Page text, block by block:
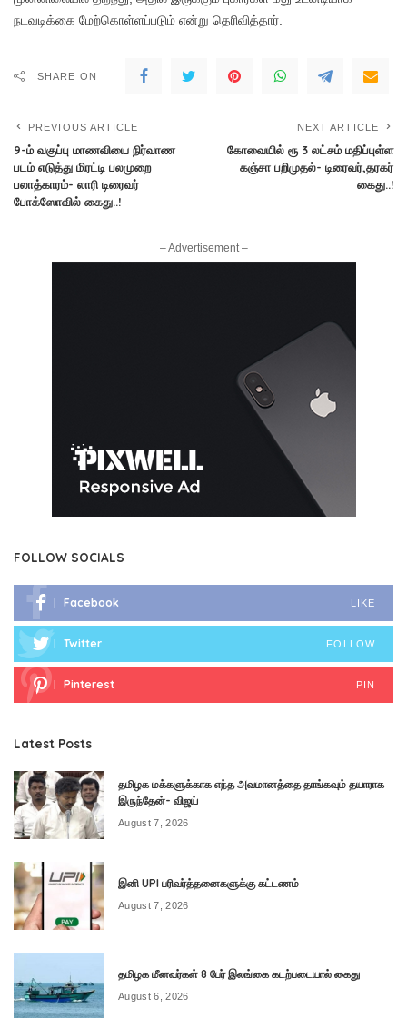
நடவடிக்கை மேற்கொள்ளப்படும் என்று தெரிவித்தார்.
SHARE ON
PREVIOUS ARTICLE
9-ம் வகுப்பு மாணவியை நிர்வாண
படம் எடுத்து மிரட்டி பலமுறை
பலாத்காரம்- லாரி டிரைவர்
போக்ஸோவில் கைது..!
NEXT ARTICLE
கோவையில் ரூ 3 லட்சம் மதிப்புள்ள
கஞ்சா பறிமுதல்- டிரைவர்,தரகர்
கைது..!
– Advertisement –
FOLLOW SOCIALS
Facebook LIKE
Twitter FOLLOW
Pinterest PIN
Latest Posts
தமிழக மக்களுக்காக எந்த அவமானத்தை தாங்கவும் தயாராக
இருந்தேன்- விஜய்
August 7, 2026
இனி UPI பரிவர்த்தனைகளுக்கு கட்டணம்
August 7, 2026
தமிழக மீனவர்கள் 8 பேர் இலங்கை கடற்படையால் கைது
August 6, 2026